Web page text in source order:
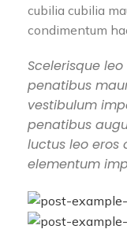
cubilia cubilia
condimentum
Scelerisque
penatibus
vestibulum
penatibus
luctus leo eros
elementum